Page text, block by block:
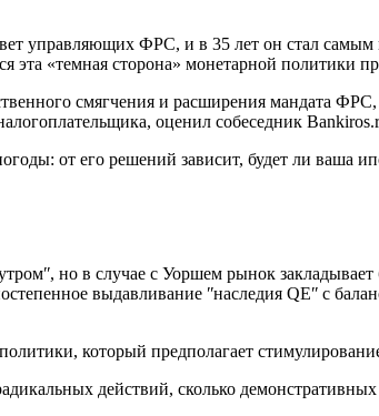
управляющих ФРС, и в 35 лет он стал
эта «темная сторона» монетарной политики
смягчения и расширения мандата
оценил собеседник
от его решений зависит, будет ли ваша
но в случае с Уоршем рынок
выдавливание ʺнаследия QEʺ с
который предполагает
действий, сколько